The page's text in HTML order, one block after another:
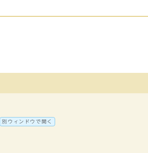
別ウィンドウで開く